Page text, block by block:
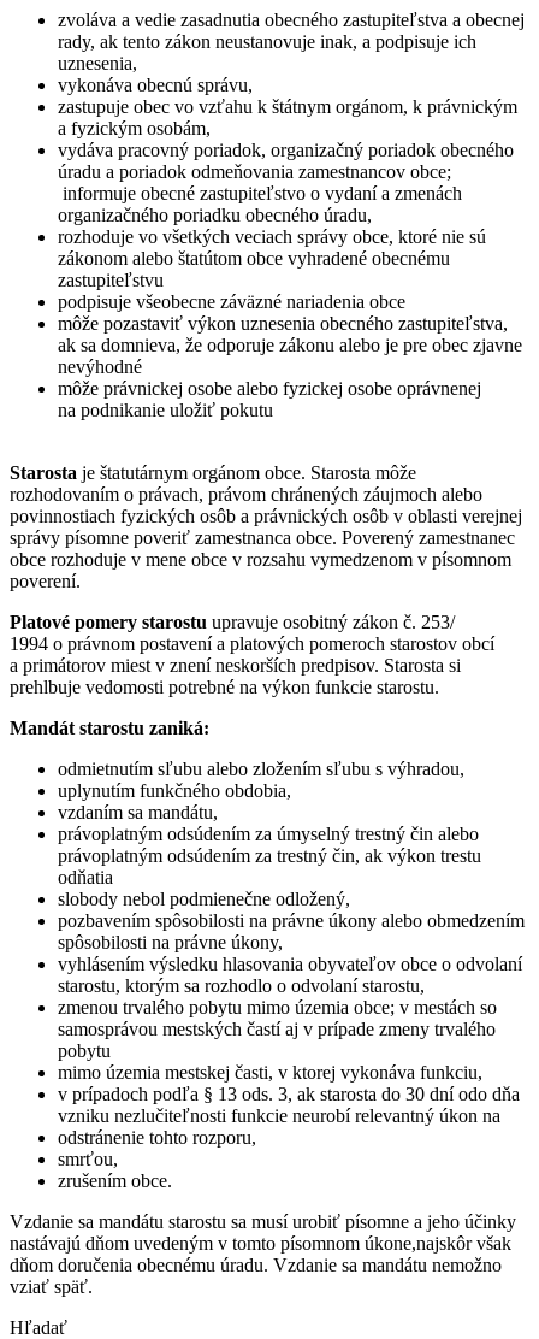
zvoláva a vedie zasadnutia obecného zastupiteľstva a obecnej
rady, ak tento zákon neustanovuje inak, a podpisuje ich
uznesenia,
vykonáva obecnú správu,
zastupuje obec vo vzťahu k štátnym orgánom, k právnickým
a fyzickým osobám,
vydáva pracovný poriadok, organizačný poriadok obecného
úradu a poriadok odmeňovania zamestnancov obce;
informuje obecné zastupiteľstvo o vydaní a zmenách
organizačného poriadku obecného úradu,
rozhoduje vo všetkých veciach správy obce, ktoré nie sú
zákonom alebo štatútom obce vyhradené obecnému
zastupiteľstvu
podpisuje všeobecne záväzné nariadenia obce
môže pozastaviť výkon uznesenia obecného zastupiteľstva,
ak sa domnieva, že odporuje zákonu alebo je pre obec zjavne
nevýhodné
môže právnickej osobe alebo fyzickej osobe oprávnenej
na podnikanie uložiť pokutu
Starosta je štatutárnym orgánom obce. Starosta môže
rozhodovaním o právach, právom chránených záujmoch alebo
povinnostiach fyzických osôb a právnických osôb v oblasti verejnej
správy písomne poveriť zamestnanca obce. Poverený zamestnanec
obce rozhoduje v mene obce v rozsahu vymedzenom v písomnom
poverení.
Platové pomery starostu upravuje osobitný zákon č. 253/
1994 o právnom postavení a platových pomeroch starostov obcí
a primátorov miest v znení neskorších predpisov. Starosta si
prehlbuje vedomosti potrebné na výkon funkcie starostu.
Mandát starostu zaniká:
odmietnutím sľubu alebo zložením sľubu s výhradou,
uplynutím funkčného obdobia,
vzdaním sa mandátu,
právoplatným odsúdením za úmyselný trestný čin alebo
právoplatným odsúdením za trestný čin, ak výkon trestu
odňatia
slobody nebol podmienečne odložený,
pozbavením spôsobilosti na právne úkony alebo obmedzením
spôsobilosti na právne úkony,
vyhlásením výsledku hlasovania obyvateľov obce o odvolaní
starostu, ktorým sa rozhodlo o odvolaní starostu,
zmenou trvalého pobytu mimo územia obce; v mestách so
samosprávou mestských častí aj v prípade zmeny trvalého
pobytu
mimo územia mestskej časti, v ktorej vykonáva funkciu,
v prípadoch podľa § 13 ods. 3, ak starosta do 30 dní odo dňa
vzniku nezlučiteľnosti funkcie neurobí relevantný úkon na
odstránenie tohto rozporu,
smrťou,
zrušením obce.
Vzdanie sa mandátu starostu sa musí urobiť písomne a jeho účinky
nastávajú dňom uvedeným v tomto písomnom úkone,najskôr však
dňom doručenia obecnému úradu. Vzdanie sa mandátu nemožno
vziať späť.
Hľadať